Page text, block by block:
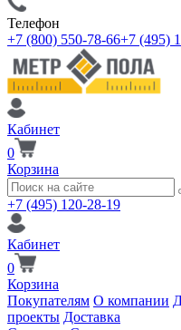
Телефон
+7 (800) 550-78-66+7 (495)
Кабинет
0
Корзина
+7 (495) 120-28-19
Кабинет
0
Корзина
Покупателям О компании
проекты Доставка